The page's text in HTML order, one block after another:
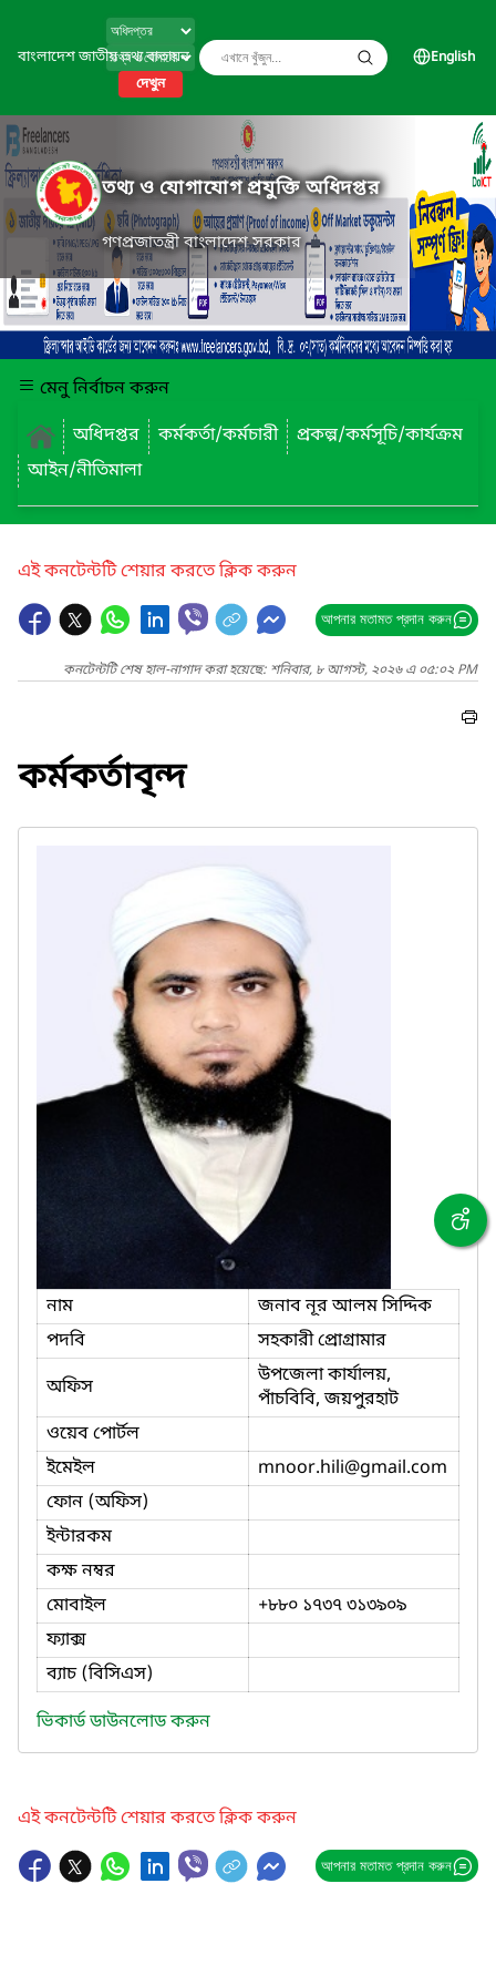
বাংলাদেশ জাতীয় তথ্য বাতায়ন
দেখুন
English
তথ্য ও যোগাযোগ প্রযুক্তি অধিদপ্তর
গণপ্রজাতন্ত্রী বাংলাদেশ সরকার
মেনু নির্বাচন করুন
অধিদপ্তর
কর্মকর্তা/কর্মচারী
প্রকল্প/কর্মসূচি/কার্যক্রম
আইন/নীতিমালা
এই কনটেন্টটি শেয়ার করতে ক্লিক করুন
আপনার মতামত প্রদান করুন
কনটেন্টটি শেষ হাল-নাগাদ করা হয়েছে: শনিবার, ৮ আগস্ট, ২০২৬ এ ০৫:০২ PM
কর্মকর্তাবৃন্দ
নাম
জনাব নূর আলম সিদ্দিক
পদবি
সহকারী প্রোগ্রামার
অফিস
উপজেলা কার্যালয়,
পাঁচবিবি, জয়পুরহাট
ওয়েব পোর্টল
ইমেইল
mnoor.hili@gmail.com
ফোন (অফিস)
ইন্টারকম
কক্ষ নম্বর
মোবাইল
+৮৮০ ১৭৩৭ ৩১৩৯০৯
ফ্যাক্স
ব্যাচ (বিসিএস)
ভিকার্ড ডাউনলোড করুন
এই কনটেন্টটি শেয়ার করতে ক্লিক করুন
আপনার মতামত প্রদান করুন